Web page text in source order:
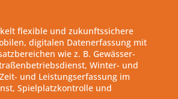
flexible und zukunftssichere
digitalen Datenerfassung mit
wie z. B. Gewässer-
Winter- und
und Leistungserfassung im
Spielplatzkontrolle und